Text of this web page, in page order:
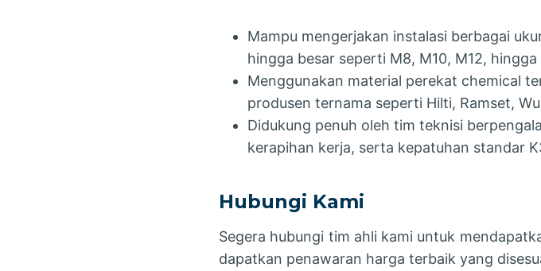
Mampu mengerjakan instalasi berbagai
hingga besar seperti M8, M10, M12,
Menggunakan material perekat chemical
produsen ternama seperti Hilti, Ramset,
Didukung penuh oleh tim teknisi
kerapihan kerja, serta kepatuhan standar
Hubungi Kami
Segera hubungi tim ahli kami untuk
dapatkan penawaran harga terbaik yang